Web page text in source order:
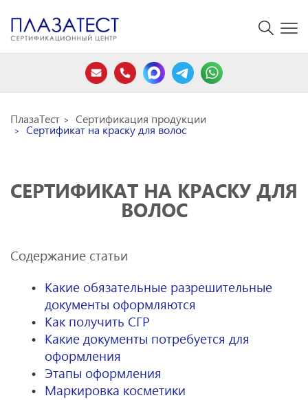
ПлазаТест Сертификация продукции
Сертификат на краску для волос
СЕРТИФИКАТ НА КРАСКУ ДЛЯ
ВОЛОС
Содержание статьи
Какие обязательные разрешительные
документы оформляются
Как получить СГР
Какие документы потребуется для
оформления
Этапы оформления
Маркировка косметики